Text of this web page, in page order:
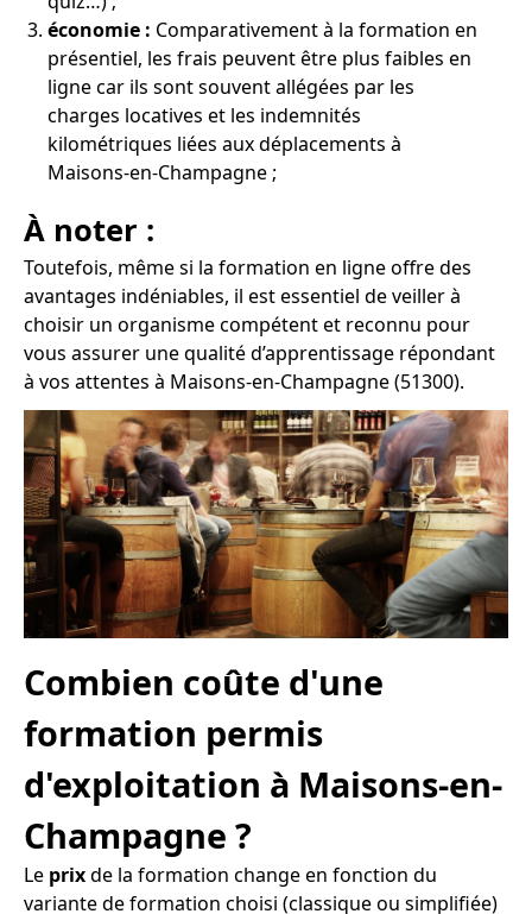
économie : Comparativement à la formation en
présentiel, les frais peuvent être plus faibles en
ligne car ils sont souvent allégées par les
charges locatives et les indemnités
kilométriques liées aux déplacements à
Maisons-en-Champagne ;
À noter :
Toutefois, même si la formation en ligne offre des
avantages indéniables, il est essentiel de veiller à
choisir un organisme compétent et reconnu pour
vous assurer une qualité d’apprentissage répondant
à vos attentes à Maisons-en-Champagne (51300).
Combien coûte d'une
formation permis
d'exploitation à Maisons-en-
Champagne ?
Le prixde la formation change en fonction du
variante de formation choisi (classique ou simplifiée)